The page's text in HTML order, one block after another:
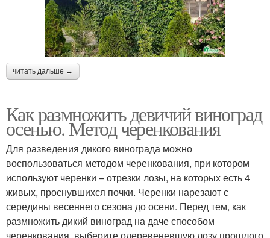
читать дальше →
Как размножить девичий виноград
осенью. Метод черенкования
Для разведения дикого винограда можно
воспользоваться методом черенкования, при котором
используют черенки – отрезки лозы, на которых есть 4
живых, проснувшихся почки. Черенки нарезают с
середины весеннего сезона до осени. Перед тем, как
размножить дикий виноград на даче способом